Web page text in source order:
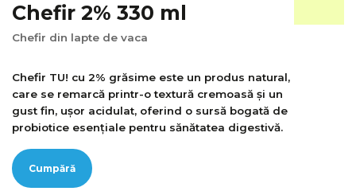
Chefir 2% 330 ml
Chefir din lapte de vaca
Chefir TU! cu 2% grăsime este un produs natural,
care se remarcă printr-o textură cremoasă și un
gust fin, ușor acidulat, oferind o sursă bogată de
probiotice esențiale pentru sănătatea digestivă.
Cumpără